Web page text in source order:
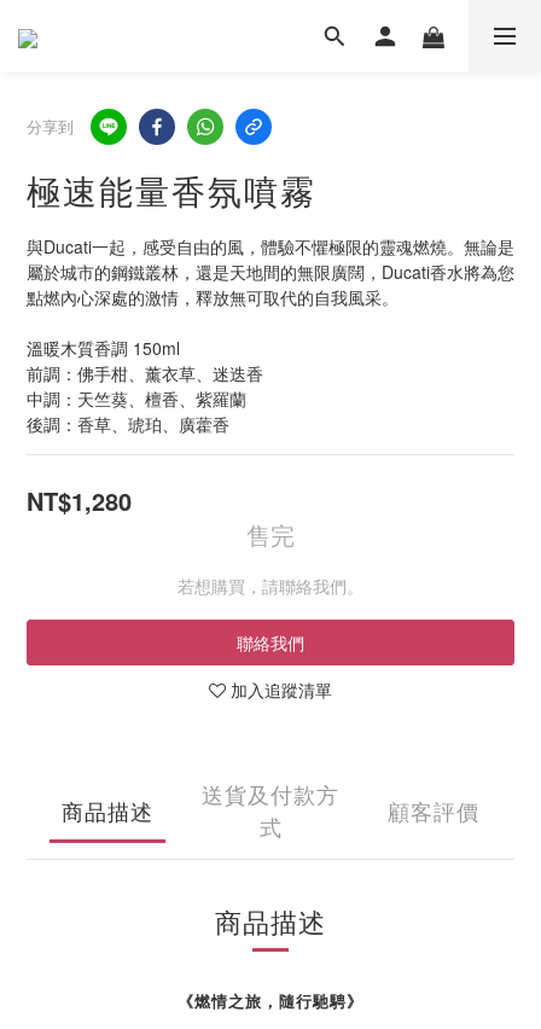
分享到
極速能量香氛噴霧
與Ducati一起，感受自由的風，體驗不懼極限的靈魂燃燒。無論是
屬於城市的鋼鐵叢林，還是天地間的無限廣闊，Ducati香水將為您
點燃內心深處的激情，釋放無可取代的自我風采。
溫暖木質香調 150ml
前調：佛手柑、薰衣草、迷迭香
中調：天竺葵、檀香、紫羅蘭
後調：香草、琥珀、廣藿香
NT$1,280
售完
若想購買，請聯絡我們。
聯絡我們
加入追蹤清單
商品描述
送貨及付款方
式
顧客評價
商品描述
《燃情之旅，隨行馳騁》